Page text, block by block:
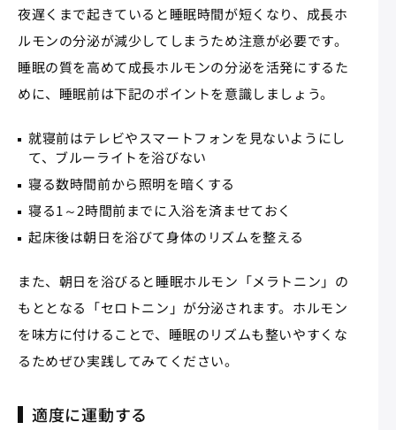
夜遅くまで起きていると睡眠時間が短くなり、成長ホ
ルモンの分泌が減少してしまうため注意が必要です。
睡眠の質を高めて成長ホルモンの分泌を活発にするた
めに、睡眠前は下記のポイントを意識しましょう。
就寝前はテレビやスマートフォンを見ないようにし
て、ブルーライトを浴びない
寝る数時間前から照明を暗くする
寝る1～2時間前までに入浴を済ませておく
起床後は朝日を浴びて身体のリズムを整える
また、朝日を浴びると睡眠ホルモン「メラトニン」の
もととなる「セロトニン」が分泌されます。ホルモン
を味方に付けることで、睡眠のリズムも整いやすくな
るためぜひ実践してみてください。
適度に運動する